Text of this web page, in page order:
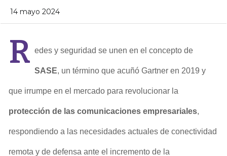
14 mayo 2024
R edes y seguridad se unen en el concepto de
SASE, un término que acuñó Gartner en 2019 y
que irrumpe en el mercado para revolucionar la
protección de las comunicaciones empresariales,
respondiendo a las necesidades actuales de conectividad
remota y de defensa ante el incremento de la